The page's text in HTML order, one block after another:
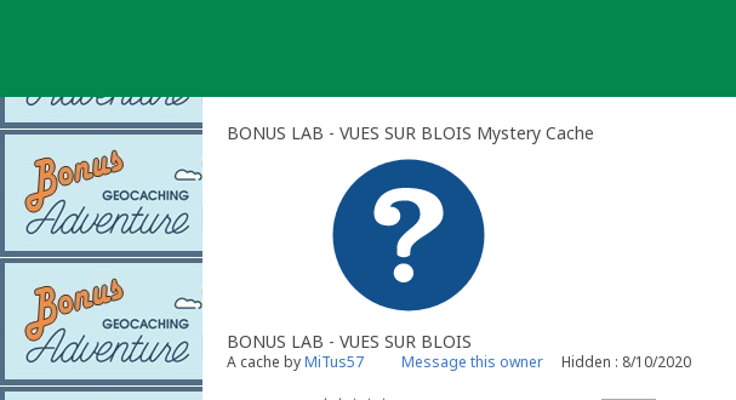
BONUS LAB - VUES SUR BLOIS Mystery Cache
BONUS LAB - VUES SUR BLOIS
A cache byMiTus57 Message this owner Hidden : 8/10/2020